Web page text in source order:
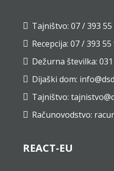
 Tajništvo: 07 / 393 55
 Recepcija: 07 / 393 55
 Dežurna številka:
 Dijaški dom:
 Tajništvo:
 Računovodstvo:
REACT-EU